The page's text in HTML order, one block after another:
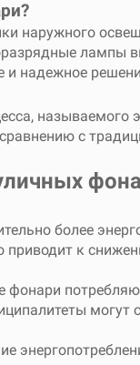
наружного
лампы
и надежное
с
более
приводит к
фонари
могут